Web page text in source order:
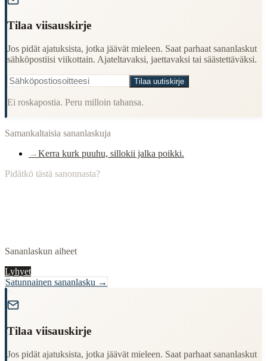
Tilaa viisauskirje
Jos pidät ajatuksista, jotka jäävät mieleen. Saat parhaat sananlaskut
sähköpostiisi viikottain. Ajateltavaksi, jaettavaksi tai säästettäväksi.
Tilaa uutiskirje
Ei roskapostia. Peru milloin tahansa.
Samankaltaisia sananlaskuja
→Kerra kurk puuhu, sillokii jalka poikki.
Pidätkö tästä sanonnasta?
Sananlaskun aiheet
Lyhyet
Satunnainen sananlasku →
Tilaa viisauskirje
Jos pidät ajatuksista, jotka jäävät mieleen. Saat parhaat sananlaskut